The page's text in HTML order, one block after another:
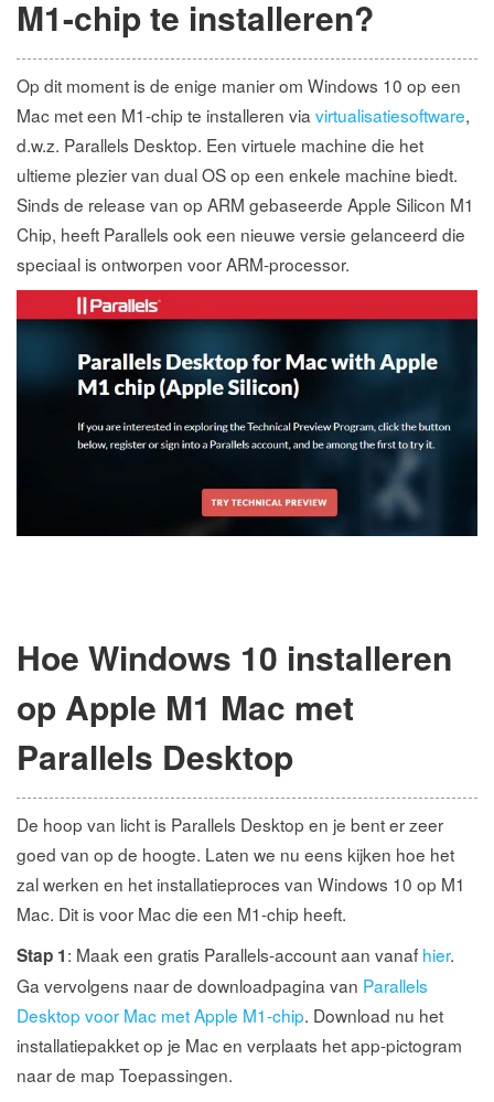
M1-chip te installeren?
Op dit moment is de enige manier om Windows 10 op een
Mac met een M1-chip te installeren via virtualisatiesoftware,
d.w.z. Parallels Desktop. Een virtuele machine die het
ultieme plezier van dual OS op een enkele machine biedt.
Sinds de release van op ARM gebaseerde Apple Silicon M1
Chip, heeft Parallels ook een nieuwe versie gelanceerd die
speciaal is ontworpen voor ARM-processor.
Hoe Windows 10 installeren
op Apple M1 Mac met
Parallels Desktop
De hoop van licht is Parallels Desktop en je bent er zeer
goed van op de hoogte. Laten we nu eens kijken hoe het
zal werken en het installatieproces van Windows 10 op M1
Mac. Dit is voor Mac die een M1-chip heeft.
Stap 1: Maak een gratis Parallels-account aan vanaf hier.
Ga vervolgens naar de downloadpagina van Parallels
Desktop voor Mac met Apple M1-chip. Download nu het
installatiepakket op je Mac en verplaats het app-pictogram
naar de map Toepassingen.